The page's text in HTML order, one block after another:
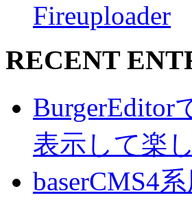
Fireuploader
RECENT
BurgerEditor
表示して楽
baserCMS4